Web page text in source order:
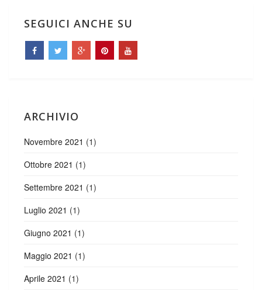
SEGUICI ANCHE SU
ARCHIVIO
Novembre 2021 (1)
Ottobre 2021 (1)
Settembre 2021 (1)
Luglio 2021 (1)
Giugno 2021 (1)
Maggio 2021 (1)
Aprile 2021 (1)